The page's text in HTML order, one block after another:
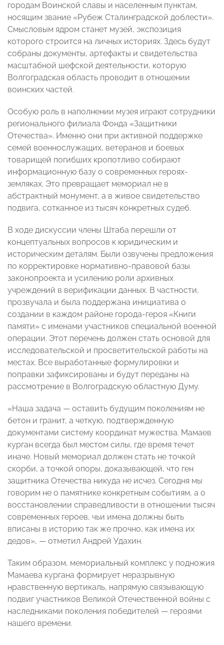
городам Воинской славы и населенным пунктам,
носящим звание «Рубеж Сталинградской доблести».
Смысловым ядром станет музей, экспозиция
которого строится на личных историях. Здесь будут
собраны документы, артефакты и свидетельства
масштабной шефской деятельности, которую
Волгоградская область проводит в отношении
воинских частей.
Особую роль в наполнении музея играют сотрудники
регионального филиала Фонда «Защитники
Отечества». Именно они при активной поддержке
семей военнослужащих, ветеранов и боевых
товарищей погибших кропотливо собирают
информационную базу о современных героях-
земляках. Это превращает мемориал не в
абстрактный монумент, а в живое свидетельство
подвига, сотканное из тысяч конкретных судеб.
В ходе дискуссии члены Штаба перешли от
концептуальных вопросов к юридическим и
историческим деталям. Были озвучены предложения
по корректировке нормативно-правовой базы
законопроекта и усилению роли архивных
учреждений в верификации данных. В частности,
прозвучала и была поддержана инициатива о
создании в каждом районе города-героя «Книги
памяти» с именами участников специальной военной
операции. Этот перечень должен стать основой для
исследовательской и просветительской работы на
местах. Все выработанные формулировки и
поправки зафиксированы и будут переданы на
рассмотрение в Волгоградскую областную Думу.
«Наша задача — оставить будущим поколениям не
бетон и гранит, а четкую, подтвержденную
документами систему координат мужества. Мамаев
курган всегда был местом силы, где время течет
иначе. Новый мемориал должен стать не точкой
скорби, а точкой опоры, доказывающей, что ген
защитника Отечества никуда не исчез. Сегодня мы
говорим не о памятнике конкретным событиям, а о
восстановлении справедливости в отношении тысяч
современных героев, чьи имена должны быть
вписаны в историю так же прочно, как имена их
дедов», — отметил Андрей Удахин.
Таким образом, мемориальный комплекс у подножия
Мамаева кургана формирует неразрывную
нравственную вертикаль, напрямую связывающую
подвиг участников Великой Отечественной войны с
наследниками поколения победителей — героями
нашего времени.